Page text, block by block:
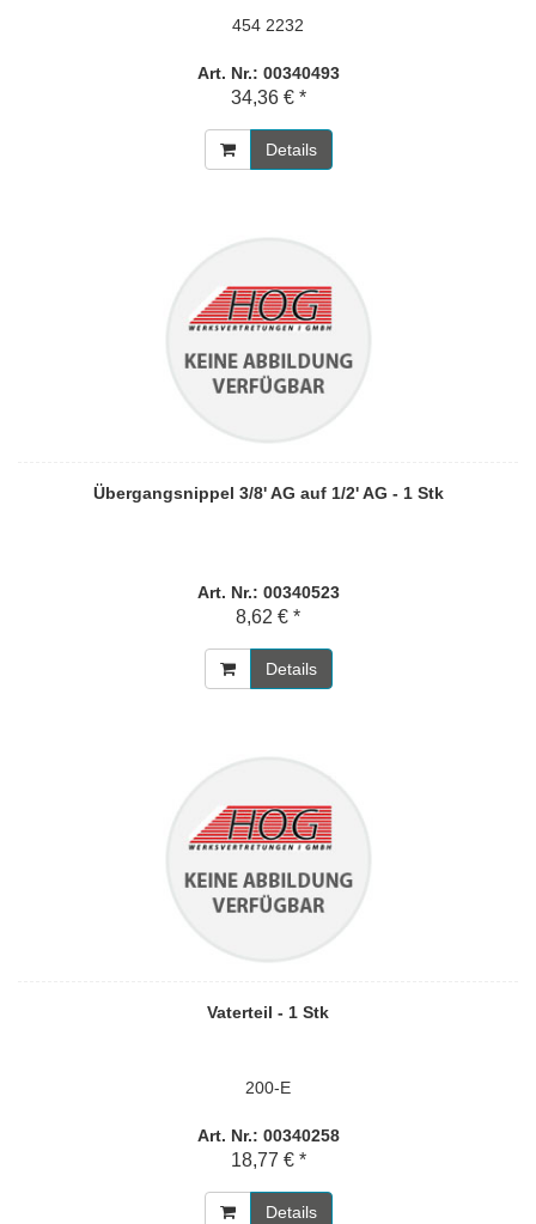
454 2232
Art. Nr.: 00340493
34,36 € *
Details
Übergangsnippel 3/8' AG auf 1/2' AG - 1 Stk
Art. Nr.: 00340523
8,62 € *
Details
Vaterteil - 1 Stk
200-E
Art. Nr.: 00340258
18,77 € *
Details